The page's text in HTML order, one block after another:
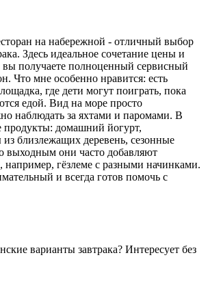
на набережной - отличный выбор
Здесь идеальное сочетание цены и
вы получаете полноценный сервисный
Что мне особенно нравится: есть
где дети могут поиграть, пока
едой. Вид на море просто
наблюдать за яхтами и паромами. В
продукты: домашний йогурт,
близлежащих деревень, сезонные
они часто добавляют
например, гёзлеме с разными начинками.
и всегда готов помочь с
варианты завтрака? Интересует без